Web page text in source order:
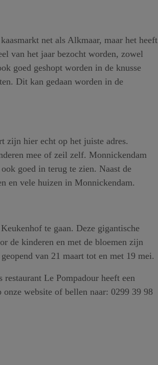
net als Alkmaar, maar het heeft
van het jaar bezocht worden, zowel
goed geshopt worden in de knusse
Dit kan gedaan worden in de
zijn hier echt op het juiste adres.
mee of zeil zelf. Monnickendam
goed in terug te zien. Naast de
en vele huizen in Monnickendam.
te gaan. Deze gigantische
de kinderen en met de bloemen zijn
van 21 maart tot en met 19 mei.
Le Pompadour heeft een
website of bellen naar: 0299 39 98